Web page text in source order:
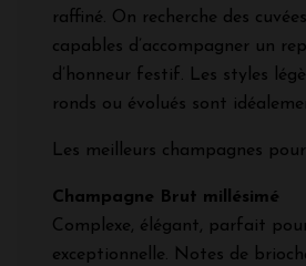
raffiné. On recherche des
capables d’accompagner un
d’honneur festif. Les styles
ronds ou évolués sont
Les meilleurs champagnes
Champagne Brut millésimé
Complexe, élégant, parfait
exceptionnelle. Notes de